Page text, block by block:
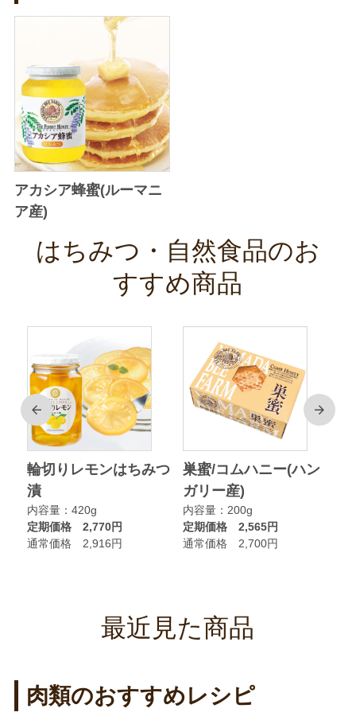
アカシア蜂蜜(ルーマニ
ア産)
はちみつ・自然食品のお
すすめ商品
前
輪切りレモンはちみつ
漬
内容量：420g
定期価格 2,770円
通常価格 2,916円
巣蜜/コムハニー(ハン
ガリー産)
内容量：200g
定期価格 2,565円
通常価格 2,700円
次
最近見た商品
肉類のおすすめレシピ